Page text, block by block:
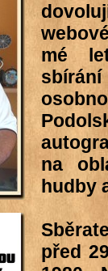
mé
na
hudby
před